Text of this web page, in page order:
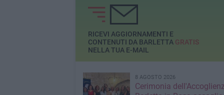
Orchestra e il cast lirico
internazionale del Premiere
Opera Vocal Arts Institute di
New York
RICEVI AGGIORNAMENTI E
CONTENUTI DA BARLETTA GRATIS
NELLA TUA E-MAIL
8 AGOSTO 2026
Cerimonia